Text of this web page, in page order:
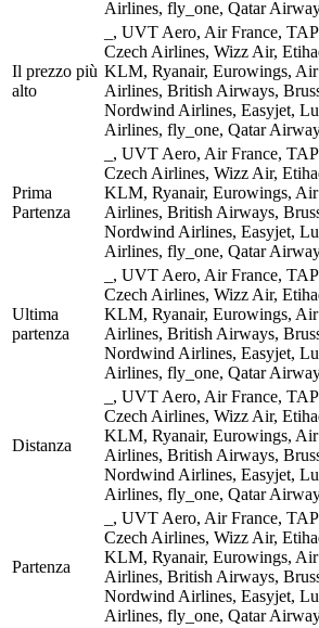
Airlines, fly_one, Qatar
Il prezzo più
alto
_, UVT Aero, Air France,
Czech Airlines, Wizz Air,
KLM, Ryanair, Eurowings,
Airlines, British Airways,
Nordwind Airlines, Easyjet,
Airlines, fly_one, Qatar
Prima
Partenza
_, UVT Aero, Air France,
Czech Airlines, Wizz Air,
KLM, Ryanair, Eurowings,
Airlines, British Airways,
Nordwind Airlines, Easyjet,
Airlines, fly_one, Qatar
Ultima
partenza
_, UVT Aero, Air France,
Czech Airlines, Wizz Air,
KLM, Ryanair, Eurowings,
Airlines, British Airways,
Nordwind Airlines, Easyjet,
Airlines, fly_one, Qatar
Distanza
_, UVT Aero, Air France,
Czech Airlines, Wizz Air,
KLM, Ryanair, Eurowings,
Airlines, British Airways,
Nordwind Airlines, Easyjet,
Airlines, fly_one, Qatar
Partenza
_, UVT Aero, Air France,
Czech Airlines, Wizz Air,
KLM, Ryanair, Eurowings,
Airlines, British Airways,
Nordwind Airlines, Easyjet,
Airlines, fly_one, Qatar